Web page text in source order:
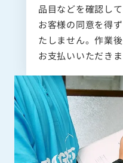
品目などを確認し
お客様の同意を得
たしません。作業
お支払いいただき